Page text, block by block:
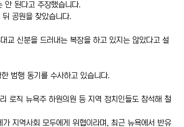
안 된다고 주장했습니다.
공원을 찾았습니다.
교 신분을 드러내는 복장을 하고 있지는 않았다고 설
범행 동기를 수사하고 있습니다.
로직 뉴욕주 하원의원 등 지역 정치인들도 참석해 철
지역사회 모두에게 위협이라며, 최근 뉴욕에서 반유